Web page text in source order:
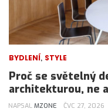
BYDLENÍ, STYLE
Proč se světelný
architekturou, ne
NAPSAL MZONE ČVC 27, 2026